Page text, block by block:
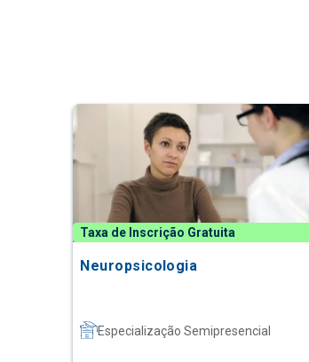
Taxa de Inscrição Gratuita
Neuropsicologia
Especialização Semipresencial